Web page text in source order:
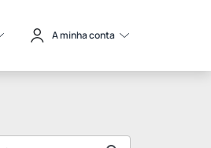
A minha conta